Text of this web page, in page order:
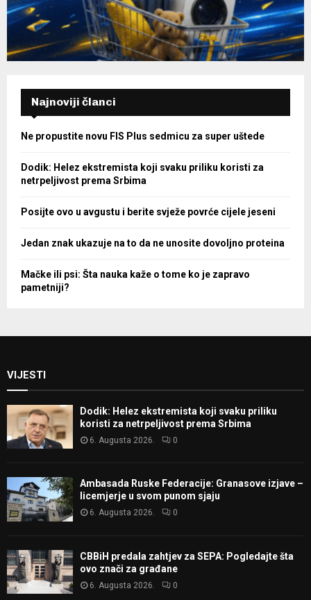
Najnoviji članci
Ne propustite novu FIS Plus sedmicu za super uštede
Dodik: Helez ekstremista koji svaku priliku koristi za
netrpeljivost prema Srbima
Posijte ovo u avgustu i berite svježe povrće cijele jeseni
Jedan znak ukazuje na to da ne unosite dovoljno proteina
Mačke ili psi: Šta nauka kaže o tome ko je zapravo
pametniji?
VIJESTI
Dodik: Helez ekstremista koji svaku priliku
koristi za netrpeljivost prema Srbima
6. Augusta 2026. 0
Ambasada Ruske Federacije: Granasove izjave –
licemjerje u svom punom sjaju
6. Augusta 2026. 0
CBBiH predala zahtjev za SEPA: Pogledajte šta
ovo znači za građane
6. Augusta 2026. 0